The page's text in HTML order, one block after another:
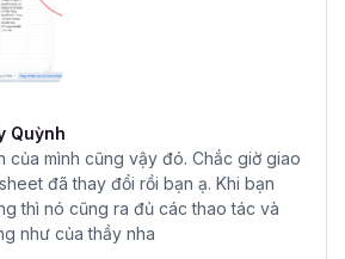
Quỳnh
của mình cũng vậy đó. Chắc giờ giao
đã thay đổi rồi bạn ạ. Khi bạn
thì nó cũng ra đủ các thao tác và
như của thầy nha